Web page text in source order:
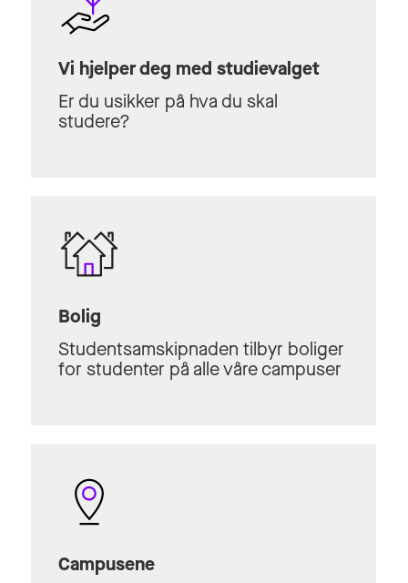
Vi hjelper deg med studievalget
Er du usikker på hva du skal
studere?
Bolig
Studentsamskipnaden tilbyr boliger
for studenter på alle våre campuser
Campusene